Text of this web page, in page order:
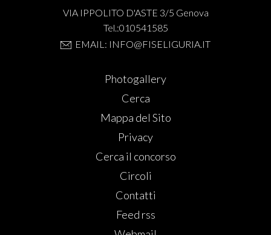
VIA IPPOLITO D'ASTE 3/5 Genova
Tel.:010541585
EMAIL: INFO@FISELIGURIA.IT
Photogallery
Cerca
Mappa del Sito
Privacy
Cerca il concorso
Circoli
Contatti
Feed rss